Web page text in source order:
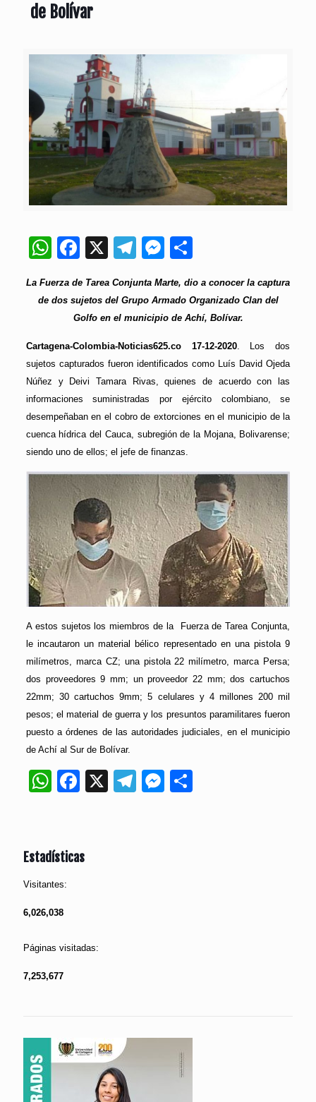
de Bolívar
WhatsApp
Facebook
X Telegram
Messenger
La Fuerza de Tarea Conjunta Marte, dio a conocer la captura
de dos sujetos del Grupo Armado Organizado Clan del
Golfo en el municipio de Achí, Bolívar.
Cartagena-Colombia-Noticias625.co 17-12-2020. Los dos
sujetos capturados fueron identificados como Luís David Ojeda
Núñez y Deivi Tamara Rivas, quienes de acuerdo con las
informaciones suministradas por ejército colombiano, se
desempeñaban en el cobro de extorciones en el municipio de la
cuenca hídrica del Cauca, subregión de la Mojana, Bolivarense;
siendo uno de ellos; el jefe de finanzas.
A estos sujetos los miembros de la Fuerza de Tarea Conjunta,
le incautaron un material bélico representado en una pistola 9
milímetros, marca CZ; una pistola 22 milímetro, marca Persa;
dos proveedores 9 mm; un proveedor 22 mm; dos cartuchos
22mm; 30 cartuchos 9mm; 5 celulares y 4 millones 200 mil
pesos; el material de guerra y los presuntos paramilitares fueron
puesto a órdenes de las autoridades judiciales, en el municipio
de Achí al Sur de Bolívar.
WhatsApp
Facebook
X Telegram
Messenger
Estadísticas
Visitantes:
6,026,038
Páginas visitadas:
7,253,677